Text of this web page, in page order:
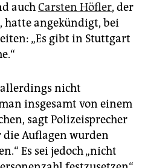
auchCarsten Höfler, der
hatte angekündigt, bei
„Es gibt in Stuttgart
nicht
insgesamt von einem
sagt Polizeisprecher
die Auflagen wurden
Es sei jedoch „nicht